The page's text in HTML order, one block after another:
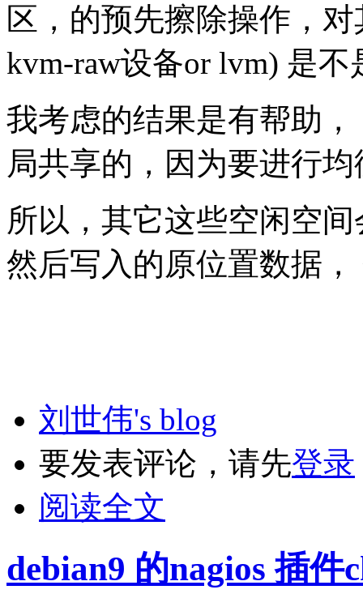
区，的预先擦除操作，
kvm-raw设备or lvm) 是不
我考虑的结果是有帮助
局共享的，因为要进行
所以，其它这些空闲空
然后写入的原位置数据
刘世伟's blog
要发表评论，请先登录
阅读全文
debian9 的nagios 插